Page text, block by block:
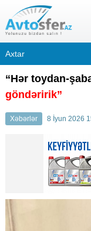
“Hər toydan-
göndəririk”
Xəbərlər 8 İyun 2026